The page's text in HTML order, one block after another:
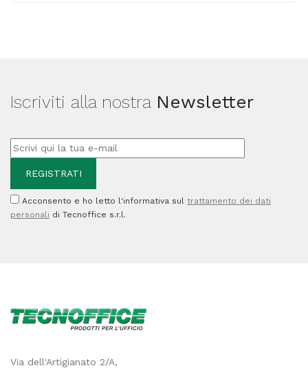
Iscriviti alla nostra Newsletter
Acconsento e ho letto l'informativa sul trattamento dei dati
personali di Tecnoffice s.r.l.
Via dell'Artigianato 2/A,